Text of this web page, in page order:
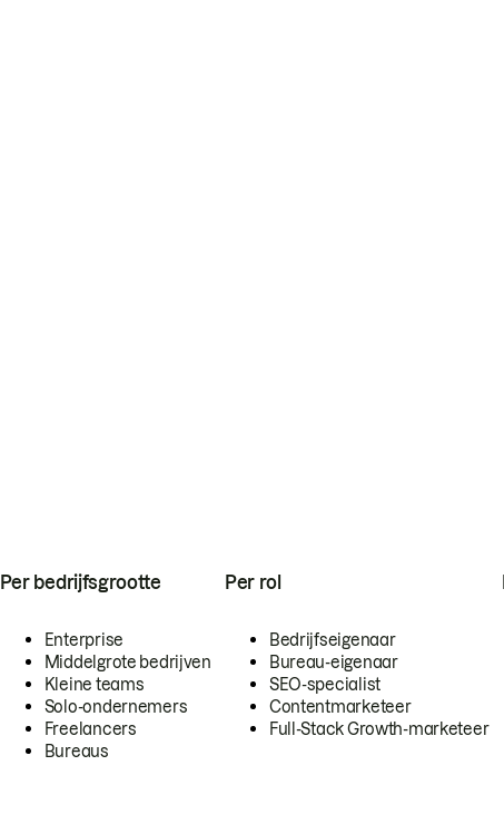
Per bedrijfsgrootte
Enterprise
Middelgrote bedrijven
Kleine teams
Solo-ondernemers
Freelancers
Bureaus
Per rol
Bedrijfseigenaar
Bureau-eigenaar
SEO-specialist
Contentmarketeer
Full-Stack Growth-marketeer